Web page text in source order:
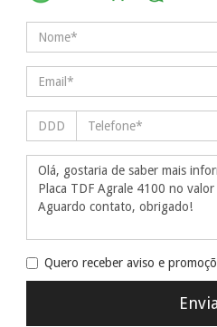
Quero receber aviso e